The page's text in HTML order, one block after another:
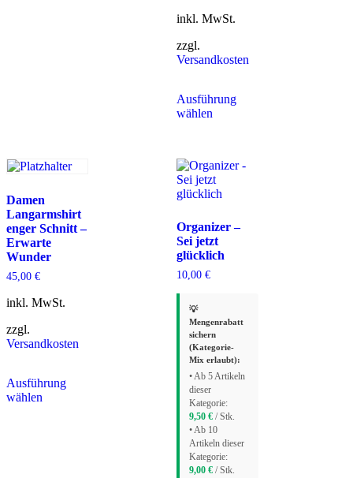
inkl. MwSt.
zzgl.
Versandkosten
Ausführung
wählen
Damen
Langarmshirt
enger Schnitt –
Erwarte
Wunder
45,00 €
inkl. MwSt.
zzgl.
Versandkosten
Ausführung
wählen
Organizer –
Sei jetzt
glücklich
10,00 €
💡
Mengenrabatt
sichern
(Kategorie-
Mix erlaubt):
• Ab 5 Artikeln
dieser
Kategorie:
9,50 € / Stk.
• Ab 10
Artikeln dieser
Kategorie:
9,00 € / Stk.